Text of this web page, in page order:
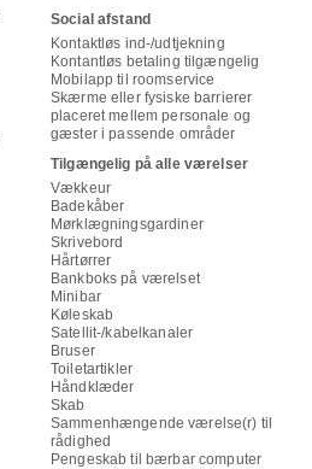
Social afstand
Kontaktløs ind-/udtjekning
Kontantløs betaling tilgængelig
Mobilapp til roomservice
Skærme eller fysiske barrierer
placeret mellem personale og
gæster i passende områder
Tilgængelig på alle værelser
Vækkeur
Badekåber
Mørklægningsgardiner
Skrivebord
Hårtørrer
Bankboks på værelset
Minibar
Køleskab
Satellit-/kabelkanaler
Bruser
Toiletartikler
Håndklæder
Skab
Sammenhængende værelse(r) til
rådighed
Pengeskab til bærbar computer